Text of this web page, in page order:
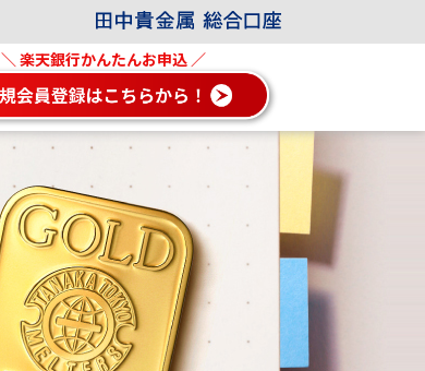
＼ 楽天銀行かんたんお申込 ／